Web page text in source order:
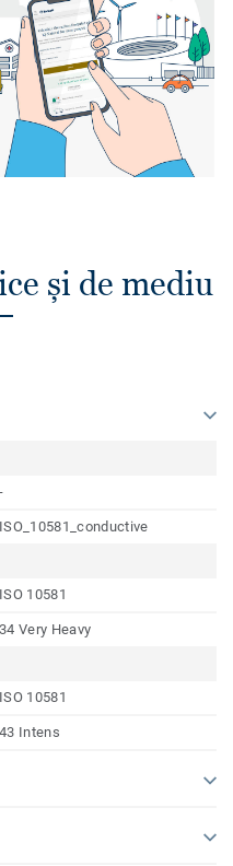
și de mediu
-
ISO_10581_conductive
ISO 10581
34 Very Heavy
ISO 10581
43 Intens